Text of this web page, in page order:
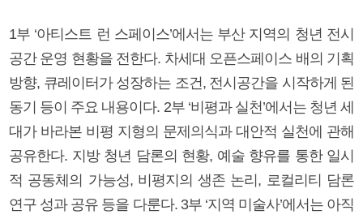
1부 ‘아티스트 런 스페이스’에서는 부산 지역의 청년 전시
공간 운영 현황을 전한다. 차세대 오픈스페이스 배의 기획
방향, 큐레이터가 성장하는 조건, 전시공간을 시작하게 된
동기 등이 주요 내용이다. 2부 ‘비평과 실천’에서는 청년 세
대가 바라본 비평 지형의 문제의식과 대안적 실천에 관해
공유한다. 지방 청년 담론의 현황, 예술 향유를 통한 일시
적 공동체의 가능성, 비평지의 생존 논리, 로컬리티 담론
연구 성과 공유 등을 다룬다. 3부 ‘지역 미술사’에서는 아직